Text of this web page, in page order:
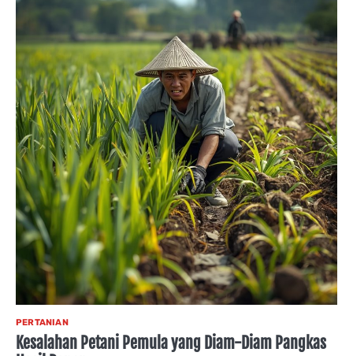
PERTANIAN
Kesalahan Petani Pemula yang Diam-Diam Pangkas